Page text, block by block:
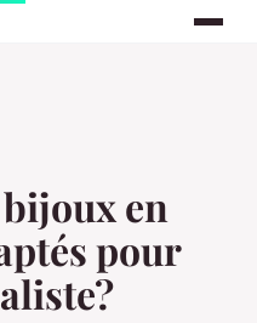
en
pour